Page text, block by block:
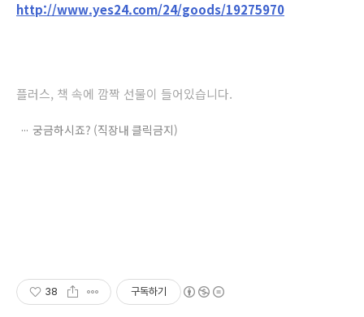
http://www.yes24.com/24/goods/19275970
플러스, 책 속에 깜짝 선물이 들어있습니다.
궁금하시죠? (직장내 클릭금지)
38 구독하기